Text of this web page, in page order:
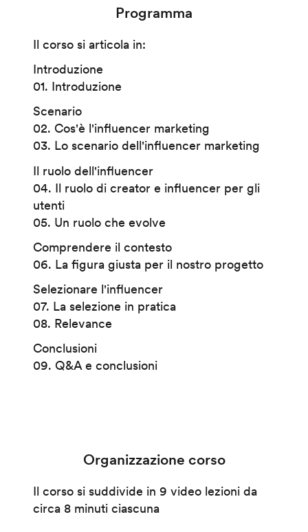
Programma
Il corso si articola in:
Introduzione
01. Introduzione
Scenario
02. Cos'è l'influencer marketing
03. Lo scenario dell'influencer marketing
Il ruolo dell'influencer
04. Il ruolo di creator e influencer per gli
utenti
05. Un ruolo che evolve
Comprendere il contesto
06. La figura giusta per il nostro progetto
Selezionare l'influencer
07. La selezione in pratica
08. Relevance
Conclusioni
09. Q&A e conclusioni
Organizzazione corso
Il corso si suddivide in 9 video lezioni da
circa 8 minuti ciascuna